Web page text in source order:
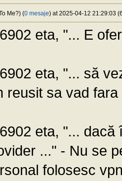
Me?) (0 mesaje) at 2025-04-12 21:29:03
eta, "... E
eta, "... să
reusit sa vad
eta, "... dacă
..." - Nu se
folosesc